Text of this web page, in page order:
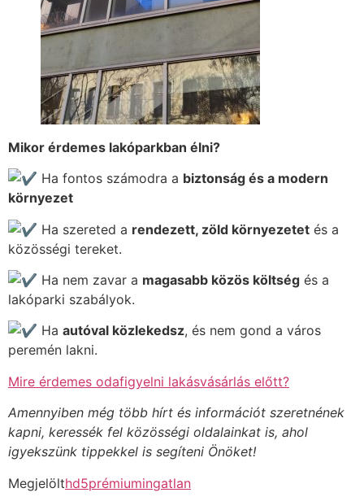
Mikor érdemes lakóparkban élni?
Ha fontos számodra a biztonság és a modern
környezet
Ha szereted a rendezett, zöld környezetet és a
közösségi tereket.
Ha nem zavar a magasabb közös költség és a
lakóparki szabályok.
Ha autóval közlekedsz, és nem gond a város
peremén lakni.
Mire érdemes odafigyelni lakásvásárlás előtt?
Amennyiben még több hírt és információt szeretnének
kapni, keressék fel közösségi oldalainkat is, ahol
igyekszünk tippekkel is segíteni Önöket!
Megjelölthd5prémiumingatlan